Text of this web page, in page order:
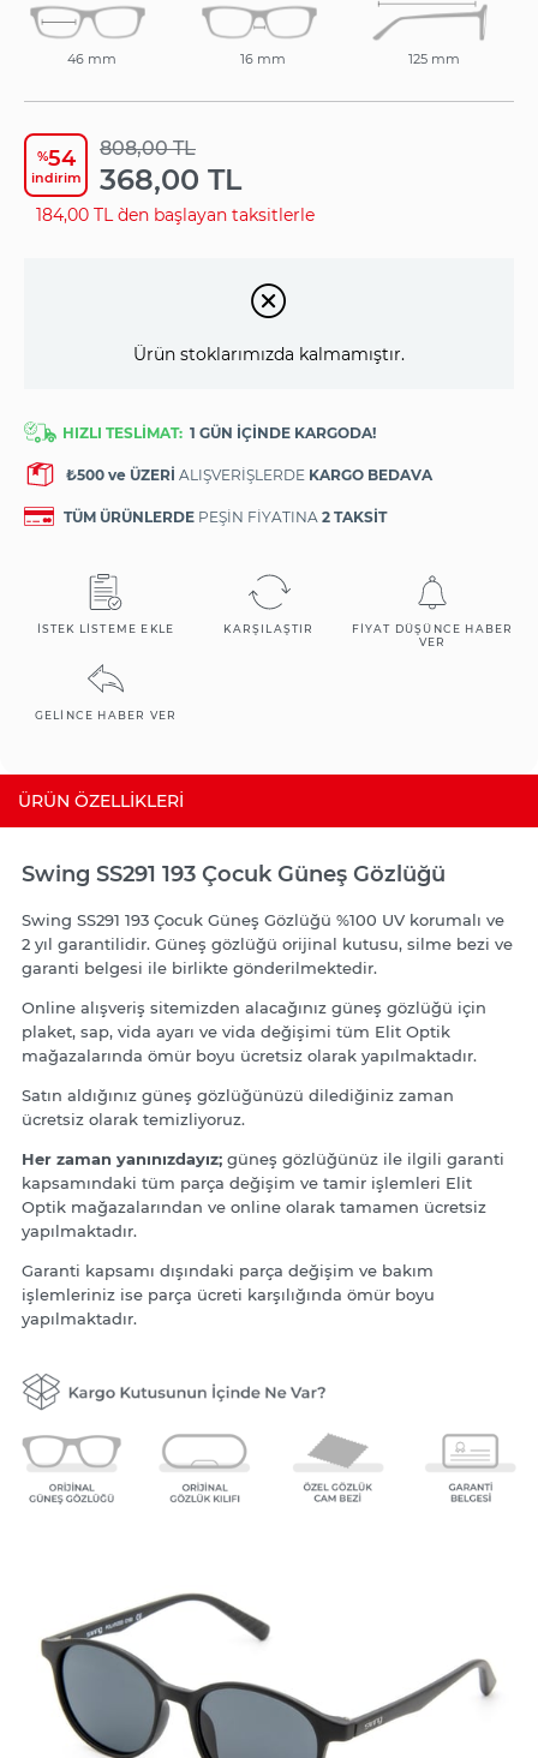
46 mm 16 mm 125 mm
%54
i̇ndirim
808,00 TL
368,00 TL
184,00 TL `den başlayan taksitlerle
Ürün stoklarımızda kalmamıştır.
HIZLI TESLİMAT: 1 GÜN İÇİNDE KARGODA!
₺500 ve ÜZERİ ALIŞVERİŞLERDE KARGO BEDAVA
TÜM ÜRÜNLERDE PEŞİN FİYATINA 2 TAKSİT
İSTEK LISTEME EKLE KARŞILAŞTIR
FIYAT DÜŞÜNCE HABER
VER
GELINCE HABER VER
ÜRÜN ÖZELLIKLERI
Swing SS291 193 Çocuk Güneş Gözlüğü
Swing SS291 193 Çocuk Güneş Gözlüğü %100 UV korumalı ve
2 yıl garantilidir. Güneş gözlüğü orijinal kutusu, silme bezi ve
garanti belgesi ile birlikte gönderilmektedir.
Online alışveriş sitemizden alacağınız güneş gözlüğü için
plaket, sap, vida ayarı ve vida değişimi tüm Elit Optik
mağazalarında ömür boyu ücretsiz olarak yapılmaktadır.
Satın aldığınız güneş gözlüğünüzü dilediğiniz zaman
ücretsiz olarak temizliyoruz.
Her zaman yanınızdayız; güneş gözlüğünüz ile ilgili garanti
kapsamındaki tüm parça değişim ve tamir işlemleri Elit
Optik mağazalarından ve online olarak tamamen ücretsiz
yapılmaktadır.
Garanti kapsamı dışındaki parça değişim ve bakım
işlemleriniz ise parça ücreti karşılığında ömür boyu
yapılmaktadır.